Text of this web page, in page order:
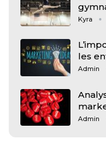
Kyra
les
Admin
Admin